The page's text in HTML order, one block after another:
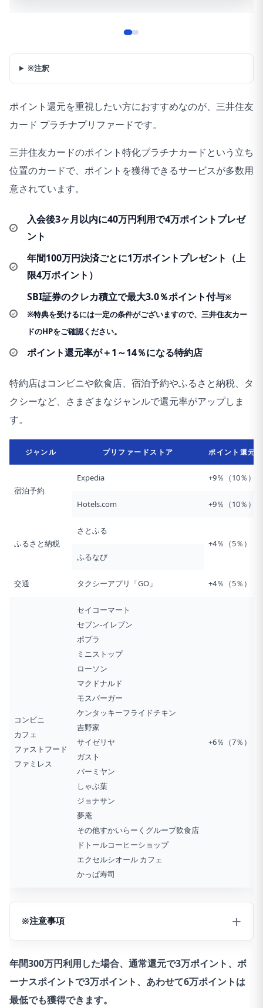
※注釈
ポイント還元を重視したい方におすすめなのが、三井住友
カード プラチナプリファードです。
三井住友カードのポイント特化プラチナカードという立ち
位置のカードで、ポイントを獲得できるサービスが多数用
意されています。
入会後3ヶ月以内に40万円利用で4万ポイントプレゼ
ント
年間100万円決済ごとに1万ポイントプレゼント（上
限4万ポイント）
SBI証券のクレカ積立で最大3.0％ポイント付与※
※特典を受けるには一定の条件がございますので、三井住友カー
ドのHPをご確認ください。
ポイント還元率が＋1～14％になる特約店
特約店はコンビニや飲食店、宿泊予約やふるさと納税、タ
クシーなど、さまざまなジャンルで還元率がアップしま
す。
ジャンル プリファードストア ポイント還元
宿泊予約
Expedia +9％（10％）
Hotels.com +9％（10％）
ふるさと納税
さとふる
+4％（5％）
ふるなび
交通 タクシーアプリ「GO」 +4％（5％）
コンビニ
カフェ
ファストフード
ファミレス
セイコーマート
セブン‐イレブン
ポプラ
ミニストップ
ローソン
マクドナルド
モスバーガー
ケンタッキーフライドチキン
吉野家
サイゼリヤ
ガスト
バーミヤン
しゃぶ葉
ジョナサン
夢庵
その他すかいらーくグループ飲食店
ドトールコーヒーショップ
エクセルシオール カフェ
かっぱ寿司
+6％（7％）
※注意事項
ステーキガスト、から好し、むさしの森珈琲、藍屋、グラッチ
ェガーデンズ、魚屋路、chawan、La Ohana、とんから亭、ゆ
めあん食堂、三〇三なども対象
年間300万円利用した場合、通常還元で3万ポイント、ボ
ーナスポイントで3万ポイント、あわせて6万ポイントは
最低でも獲得できます。